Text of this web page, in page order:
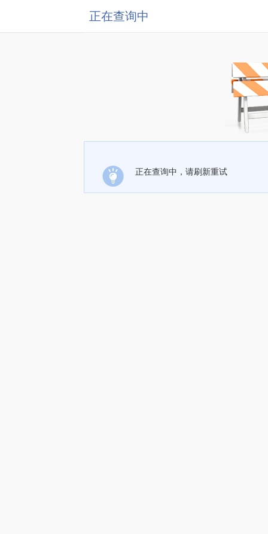
正在查询中
正在查询中，请刷新重试